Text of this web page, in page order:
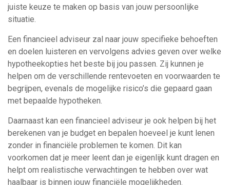
juiste keuze te maken op basis van jouw persoonlijke
situatie.
Een financieel adviseur zal naar jouw specifieke behoeften
en doelen luisteren en vervolgens advies geven over welke
hypotheekopties het beste bij jou passen. Zij kunnen je
helpen om de verschillende rentevoeten en voorwaarden te
begrijpen, evenals de mogelijke risico’s die gepaard gaan
met bepaalde hypotheken.
Daarnaast kan een financieel adviseur je ook helpen bij het
berekenen van je budget en bepalen hoeveel je kunt lenen
zonder in financiële problemen te komen. Dit kan
voorkomen dat je meer leent dan je eigenlijk kunt dragen en
helpt om realistische verwachtingen te hebben over wat
haalbaar is binnen jouw financiële mogelijkheden.